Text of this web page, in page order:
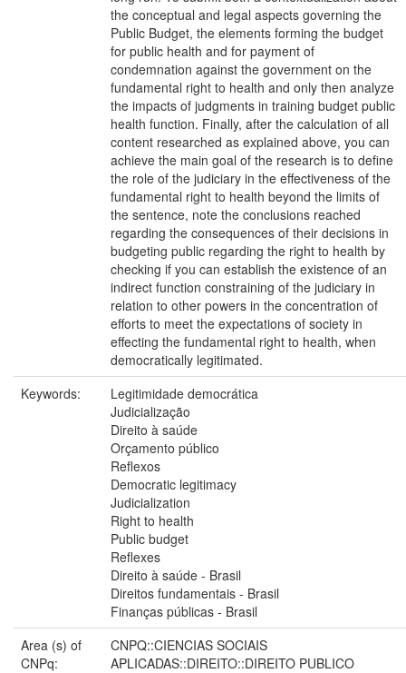
the conceptual and legal aspects governing the
Public Budget, the elements forming the budget
for public health and for payment of
condemnation against the government on the
fundamental right to health and only then analyze
the impacts of judgments in training budget public
health function. Finally, after the calculation of all
content researched as explained above, you can
achieve the main goal of the research is to define
the role of the judiciary in the effectiveness of the
fundamental right to health beyond the limits of
the sentence, note the conclusions reached
regarding the consequences of their decisions in
budgeting public regarding the right to health by
checking if you can establish the existence of an
indirect function constraining of the judiciary in
relation to other powers in the concentration of
efforts to meet the expectations of society in
effecting the fundamental right to health, when
democratically legitimated.
Keywords:
Legitimidade democrática
Judicialização
Direito à saúde
Orçamento público
Reflexos
Democratic legitimacy
Judicialization
Right to health
Public budget
Reflexes
Direito à saúde - Brasil
Direitos fundamentais - Brasil
Finanças públicas - Brasil
Area (s) of
CNPq:
CNPQ::CIENCIAS SOCIAIS
APLICADAS::DIREITO::DIREITO PUBLICO